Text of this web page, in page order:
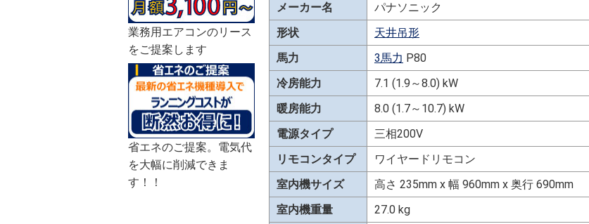
業務用エアコンのリース
をご提案します
省エネのご提案。電気代
を大幅に削減できま
す！！
メーカー名
パナソニック
形状
天井吊形
馬力
3馬力 P80
冷房能力
7.1 (1.9～8.0) kW
暖房能力
8.0 (1.7～10.7) kW
電源タイプ
三相200V
リモコンタイプ
ワイヤードリモコン
室内機サイズ
高さ 235mm x 幅 960mm x 奥行 690mm
室内機重量
27.0 kg